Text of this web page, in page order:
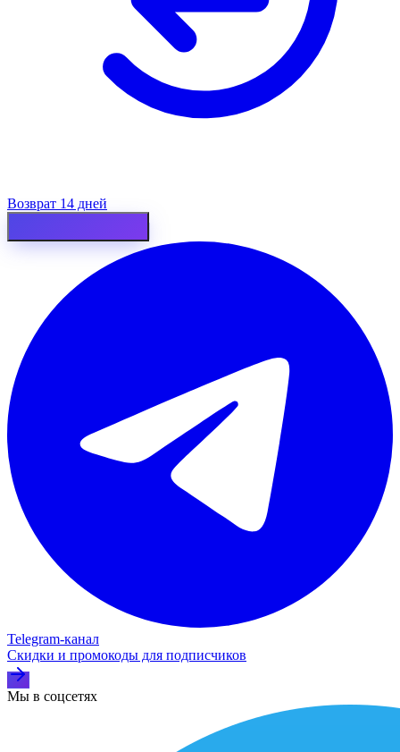
Возврат 14 дней
Telegram‑канал
Скидки и промокоды для подписчиков
Мы в соцсетях